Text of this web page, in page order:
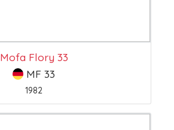
Mofa Flory 33
MF 33
1982